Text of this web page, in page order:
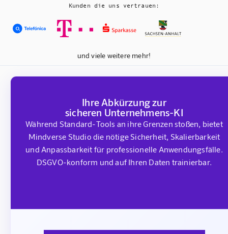
Kunden die uns vertrauen:
und viele weitere mehr!
Ihre Abkürzung zur
sicheren Unternehmens-KI
Während Standard-Tools an ihre Grenzen stoßen, bietet
Mindverse Studio die nötige Sicherheit, Skalierbarkeit
und Anpassbarkeit für professionelle Anwendungsfälle.
DSGVO-konform und auf Ihren Daten trainierbar.